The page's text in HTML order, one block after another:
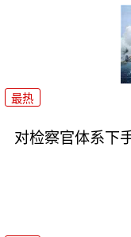
最热
对检察官体系下